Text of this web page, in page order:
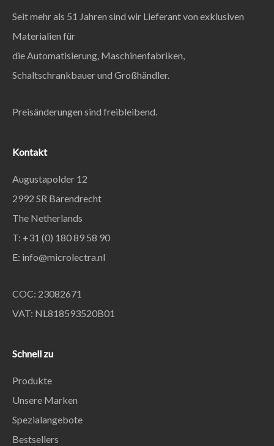
Seit mehr als 51 Jahren sind wir Lieferant von exklusiven
Materialien für
die Automatisierung, Maschinenfabriken,
Schaltschrankbauer und Großhändler.
Preisänderungen sind freibleibend.
Kontakt
Augustapolder 12
2992 SR Barendrecht
The Netherlands
T: +31 (0) 180 89 58 90
E: info@microlectra.nl
COC: 23082671
VAT: NL818593520B01
Schnell zu
Produkte
Unsere Marken
Spezialangebote
Bestsellers